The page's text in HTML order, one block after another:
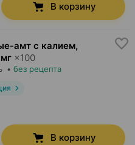
В корзину
амт с калием,
×100
• без рецепта
В корзину